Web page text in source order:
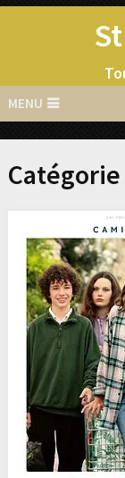
MENU
Catégorie